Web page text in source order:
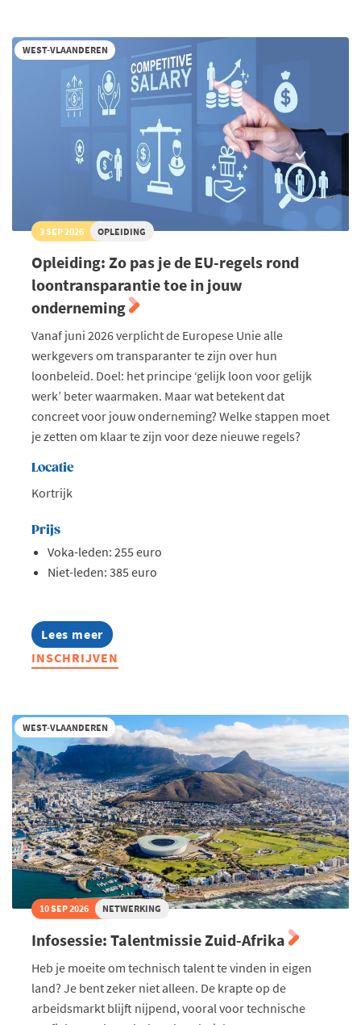
WEST-VLAANDEREN
3 SEP 2026 OPLEIDING
Opleiding: Zo pas je de EU-regels rond
loontransparantie toe in jouw
onderneming
Vanaf juni 2026 verplicht de Europese Unie alle
werkgevers om transparanter te zijn over hun
loonbeleid. Doel: het principe ‘gelijk loon voor gelijk
werk’ beter waarmaken. Maar wat betekent dat
concreet voor jouw onderneming? Welke stappen moet
je zetten om klaar te zijn voor deze nieuwe regels?
Locatie
Kortrijk
Prijs
Voka-leden: 255 euro
Niet-leden: 385 euro
Lees meer
about
Opleiding:
Zo
EU-
regels
rond
loontransparantie
toe
in
jouw
onderneming
INSCHRIJVEN
WEST-VLAANDEREN
10 SEP 2026 NETWERKING
Infosessie: Talentmissie Zuid-Afrika
Heb je moeite om technisch talent te vinden in eigen
land? Je bent zeker niet alleen. De krapte op de
arbeidsmarkt blijft nijpend, vooral voor technische